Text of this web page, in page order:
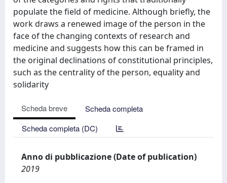
populate the field of medicine. Although briefly, the
work draws a renewed image of the person in the
face of the changing contexts of research and
medicine and suggests how this can be framed in
the original declinations of constitutional principles,
such as the centrality of the person, equality and
solidarity
Scheda breve
Scheda completa
Scheda completa (DC)
Anno di pubblicazione (Date of publication)
2019